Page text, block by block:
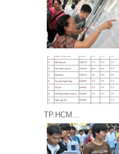
TP.HCM...